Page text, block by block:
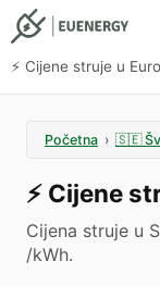
⚡️ Cijene struje u
Početna › 🇸🇪
⚡️ Cijene
Cijena struje u
/kWh.